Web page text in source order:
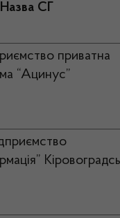
Назва СГ
приватна
“Ацинус”